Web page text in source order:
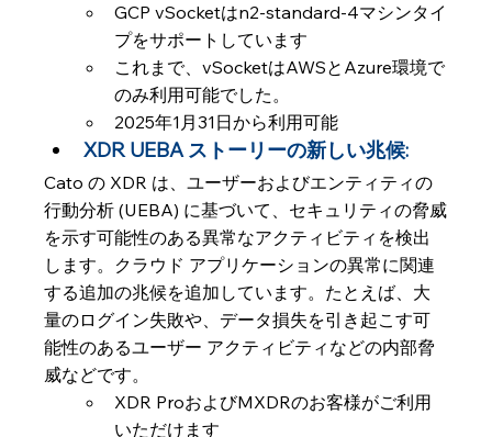
GCP vSocketはn2-standard-4マシンタイ
プをサポートしています
これまで、vSocketはAWSとAzure環境で
のみ利用可能でした。
2025年1月31日から利用可能
XDR UEBA ストーリーの新しい兆候:
Cato の XDR は、ユーザーおよびエンティティの
行動分析 (UEBA) に基づいて、セキュリティの脅威
を示す可能性のある異常なアクティビティを検出
します。クラウド アプリケーションの異常に関連
する追加の兆候を追加しています。たとえば、大
量のログイン失敗や、データ損失を引き起こす可
能性のあるユーザー アクティビティなどの内部脅
威などです。
XDR ProおよびMXDRのお客様がご利用
いただけます